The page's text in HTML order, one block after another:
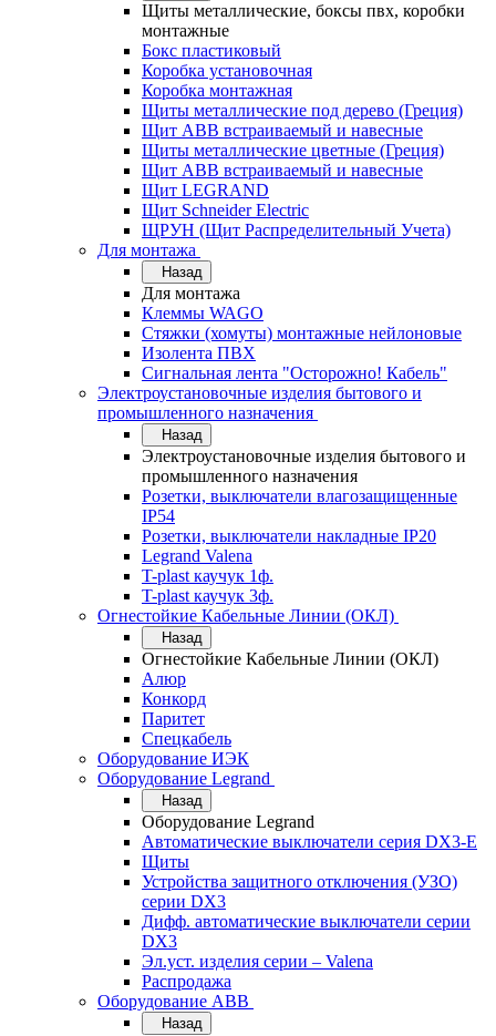
Щиты металлические, боксы пвх, коробки
монтажные
Бокс пластиковый
Коробка установочная
Коробка монтажная
Щиты металлические под дерево (Греция)
Щит ABB встраиваемый и навесные
Щиты металлические цветные (Греция)
Щит ABB встраиваемый и навесные
Щит LEGRAND
Щит Schneider Electric
ЩРУН (Щит Распределительный Учета)
Для монтажа
Назад
Для монтажа
Клеммы WAGO
Стяжки (хомуты) монтажные нейлоновые
Изолента ПВХ
Сигнальная лента "Осторожно! Кабель"
Электроустановочные изделия бытового и
промышленного назначения
Назад
Электроустановочные изделия бытового и
промышленного назначения
Розетки, выключатели влагозащищенные
IP54
Розетки, выключатели накладные IP20
Legrand Valena
T-plast каучук 1ф.
T-plast каучук 3ф.
Огнестойкие Кабельные Линии (ОКЛ)
Назад
Огнестойкие Кабельные Линии (ОКЛ)
Алюр
Конкорд
Паритет
Спецкабель
Оборудование ИЭК
Оборудование Legrand
Назад
Оборудование Legrand
Автоматические выключатели серия DX3-E
Щиты
Устройства защитного отключения (УЗО)
серии DX3
Дифф. автоматические выключатели серии
DX3
Эл.уст. изделия серии – Valena
Распродажа
Оборудование АВВ
Назад